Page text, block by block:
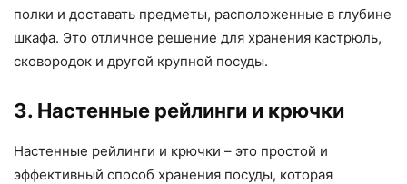
полки и доставать предметы, расположенные в глубине
шкафа. Это отличное решение для хранения кастрюль,
сковородок и другой крупной посуды.
3. Настенные рейлинги и крючки
Настенные рейлинги и крючки – это простой и
эффективный способ хранения посуды, которая